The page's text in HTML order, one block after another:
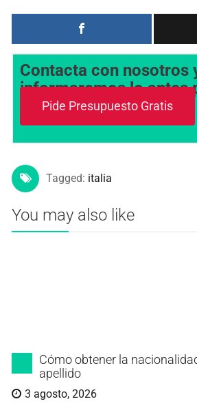
Contacta con nosotros
informaremos lo antes
Pide Presupuesto Gratis
Tagged: italia
You may also like
Cómo obtener la
apellido
3 agosto, 2026